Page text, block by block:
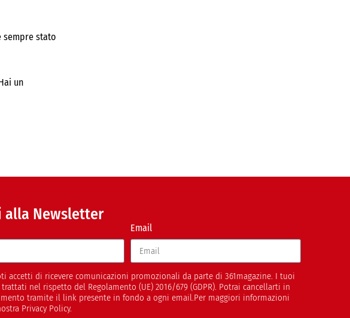
sempre stato
un
alla Newsletter
Email
accetti di ricevere comunicazioni promozionali da parte di 361magazine. I tuoi
nel rispetto del Regolamento (UE) 2016/679 (GDPR). Potrai cancellarti in
tramite il link presente in fondo a ogni email.Per maggiori informazioni
Privacy Policy.